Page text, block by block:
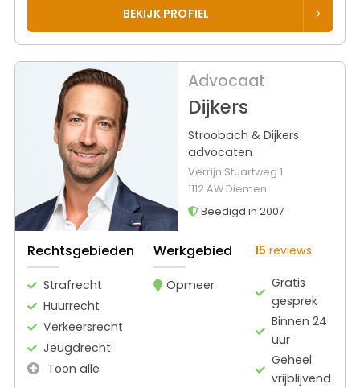
BEKIJK PROFIEL
Advocaat
Dijkers
Stroobach & Dijkers
advocaten
Verrijn Stuartweg 1
1112 AW Diemen
Beëdigd in 2007
Rechtsgebieden
Strafrecht
Huurrecht
Verkeersrecht
Jeugdrecht
Toon alle
Werkgebied
Opmeer
15 reviews
Gratis
gesprek
Binnen 24
uur
Geheel
vrijblijvend